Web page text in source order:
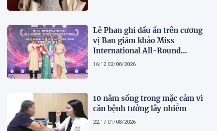
Lê Phan ghi dấu ấn trên cương
vị Ban giám khảo Miss
International All-Round
Businesswoman 2026: Thanh
16:12 02/08/2026
10 năm sống trong mặc cảm vì
căn bệnh tưởng lây nhiễm
22:17 01/08/2026